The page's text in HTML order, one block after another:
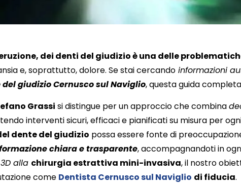
dei denti del giudizio è una delle
e, soprattutto, dolore. Se stai cercando informazioni
giudizio Cernusco sul Naviglio, questa guida
Grassi si distingue per un approccio che combina
interventi sicuri, efficaci e pianificati su misura per
dente del giudizio possa essere fonte di
chiara e trasparente, accompagnandoti in
alla chirurgia estrattiva mini-invasiva,il nostro
come Dentista Cernusco sul Naviglio di fiducia.